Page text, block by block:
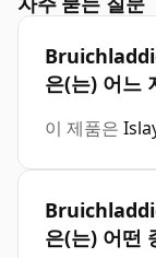
은(는) 어느
이 제품은
은(는) 어떤